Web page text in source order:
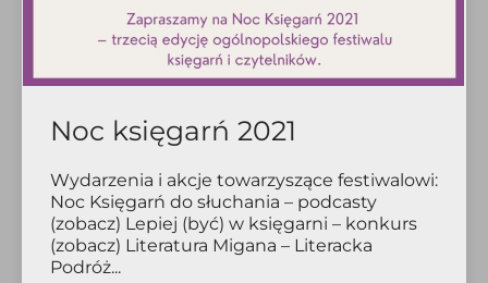
Noc księgarń 2021
Wydarzenia i akcje towarzyszące festiwalowi:
Noc Księgarń do słuchania – podcasty
(zobacz) Lepiej (być) w księgarni – konkurs
(zobacz) Literatura Migana – Literacka
Podróż...